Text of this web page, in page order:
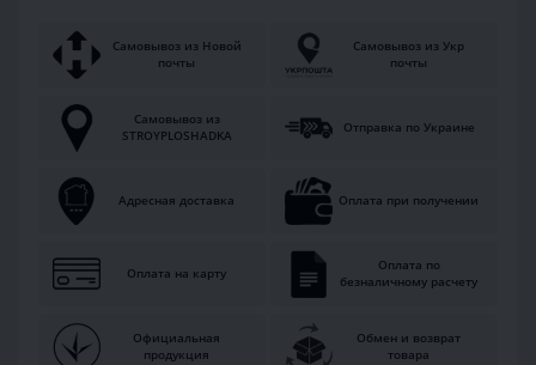
Самовывоз из Новой
почты
Самовывоз из Укр
почты
Самовывоз из
STROYPLOSHADKA
Отправка по Украине
Адресная доставка Оплата при получении
Оплата на карту
Оплата по
безналичному расчету
Официальная
продукция
Обмен и возврат
товара